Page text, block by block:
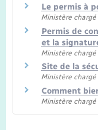
Le permis à
Ministère
Permis de
et la
Ministère
Site de la
Ministère
Comment
Ministère